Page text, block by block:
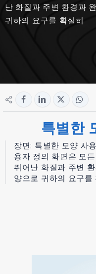
난 화질과 주변 환경과
귀하의 요구를 확실히
특별한
장면: 특별한 모양 사
용자 정의 화면은 모
뛰어난 화질과 주변
양으로 귀하의 요구를